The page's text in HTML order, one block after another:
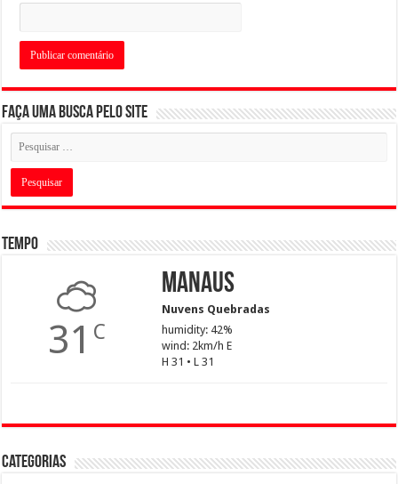
Faça uma busca pelo Site
Tempo
31 C
Manaus
Nuvens Quebradas
humidity: 42%
wind: 2km/h E
H 31 • L 31
Categorias